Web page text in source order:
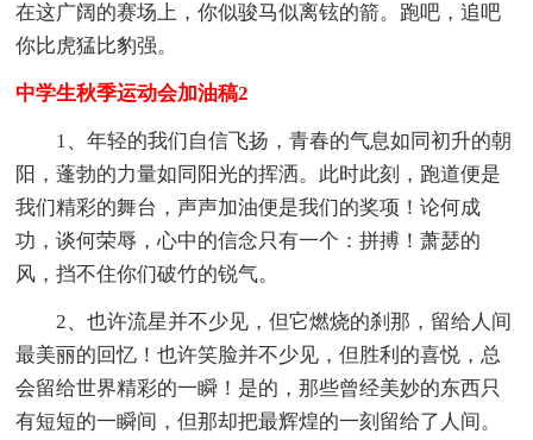
在这广阔的赛场上，你似骏马似离铉的箭。跑吧，追吧
你比虎猛比豹强。
中学生秋季运动会加油稿2
1、年轻的我们自信飞扬，青春的气息如同初升的朝
阳，蓬勃的力量如同阳光的挥洒。此时此刻，跑道便是
我们精彩的舞台，声声加油便是我们的奖项！论何成
功，谈何荣辱，心中的信念只有一个：拼搏！萧瑟的
风，挡不住你们破竹的锐气。
2、也许流星并不少见，但它燃烧的刹那，留给人间
最美丽的回忆！也许笑脸并不少见，但胜利的喜悦，总
会留给世界精彩的一瞬！是的，那些曾经美妙的东西只
有短短的一瞬间，但那却把最辉煌的一刻留给了人间。